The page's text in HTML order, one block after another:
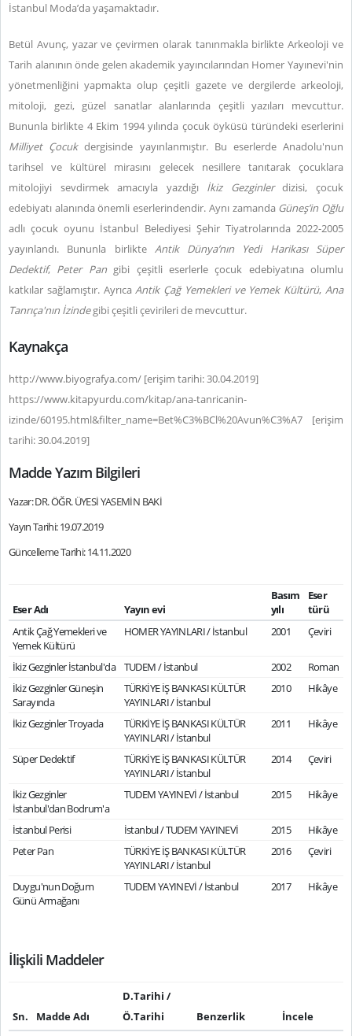
İstanbul Moda’da yaşamaktadır.
Betül Avunç, yazar ve çevirmen olarak tanınmakla birlikte Arkeoloji ve
Tarih alanının önde gelen akademik yayıncılarından Homer Yayınevi'nin
yönetmenliğini yapmakta olup çeşitli gazete ve dergilerde arkeoloji,
mitoloji, gezi, güzel sanatlar alanlarında çeşitli yazıları mevcuttur.
Bununla birlikte 4 Ekim 1994 yılında çocuk öyküsü türündeki eserlerini
Milliyet Çocukdergisinde yayınlanmıştır. Bu eserlerde Anadolu'nun
tarihsel ve kültürel mirasını gelecek nesillere tanıtarak çocuklara
mitolojiyi sevdirmek amacıyla yazdığı İkiz Gezginlerdizisi, çocuk
edebiyatı alanında önemli eserlerindendir. Aynı zamanda Güneş’in Oğlu
adlı çocuk oyunu İstanbul Belediyesi Şehir Tiyatrolarında 2022-2005
yayınlandı. Bununla birlikte Antik Dünya’nın Yedi Harikası Süper
Dedektif, Peter Pangibi çeşitli eserlerle çocuk edebiyatına olumlu
katkılar sağlamıştır. AyrıcaAntik Çağ Yemekleri ve Yemek Kültürü,Ana
Tanrıça'nın İzindegibi çeşitli çevirileri de mevcuttur.
Kaynakça
http://www.biyografya.com/ [erişim tarihi: 30.04.2019]
https://www.kitapyurdu.com/kitap/ana-tanricanin-
izinde/60195.html&filter_name=Bet%C3%BCl%20Avun%C3%A7 [erişim
tarihi: 30.04.2019]
Madde Yazım Bilgileri
Yazar: DR. ÖĞR. ÜYESİ YASEMİN BAKİ
Yayın Tarihi: 19.07.2019
Güncelleme Tarihi: 14.11.2020
Eser Adı Yayın evi
Basım
yılı
Eser
türü
Antik Çağ Yemekleri ve
Yemek Kültürü
HOMER YAYINLARI / İstanbul 2001 Çeviri
İkiz Gezginler İstanbul'da TUDEM / İstanbul 2002
Roman
İkiz Gezginler Güneşin
Sarayında
TÜRKİYE İŞ BANKASI KÜLTÜR
YAYINLARI / İstanbul
2010 Hikâye
İkiz Gezginler Troyada
TÜRKİYE İŞ BANKASI KÜLTÜR
YAYINLARI / İstanbul
2011 Hikâye
Süper Dedektif
TÜRKİYE İŞ BANKASI KÜLTÜR
YAYINLARI / İstanbul
2014 Çeviri
İkiz Gezginler
İstanbul'dan Bodrum'a
TUDEM YAYINEVİ / İstanbul 2015 Hikâye
İstanbul Perisi İstanbul / TUDEM YAYINEVİ 2015
Hikâye
Peter Pan
TÜRKİYE İŞ BANKASI KÜLTÜR
YAYINLARI / İstanbul
2016 Çeviri
Duygu'nun Doğum
Günü Armağanı
TUDEM YAYINEVİ / İstanbul 2017 Hikâye
İlişkili Maddeler
Sn. Madde Adı
D.Tarihi /
Ö.Tarihi
Benzerlik
İncele